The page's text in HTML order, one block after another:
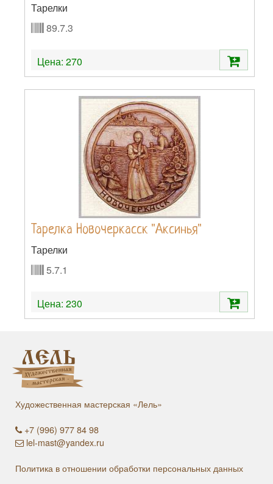
Тарелки
89.7.3
Цена: 270
Тарелка Новочеркасск "Аксинья"
Тарелки
5.7.1
Цена: 230
Художественная мастерская «Лель»
+7 (996) 977 84 98
lel-mast@yandex.ru
Политика в отношении обработки персональных данных